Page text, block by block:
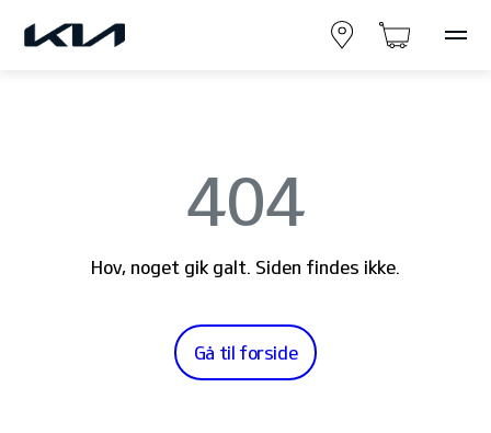
404
Hov, noget gik galt. Siden findes ikke.
Gå til forside